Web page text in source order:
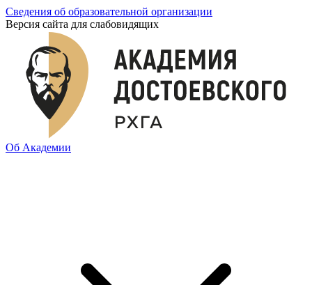
Сведения об образовательной организации
Версия сайта для слабовидящих
Об Академии